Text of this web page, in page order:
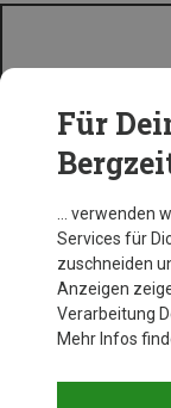
Für
… verwenden
Services für
zuschneiden
Anzeigen
Verarbeitung
Mehr Infos